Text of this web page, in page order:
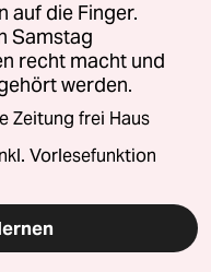
auf die Finger.
Samstag
recht macht und
werden.
Zeitung frei Haus
Vorlesefunktion